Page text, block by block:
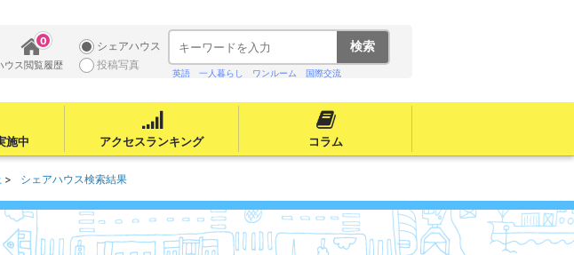
ウス閲覧履歴
0
シェアハウス
投稿写真
英語 一人暮らし ワンルーム 国際交流
施中 アクセスランキング コラム
シェアハウス検索結果